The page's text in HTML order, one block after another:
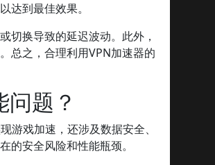
达到最佳效果。
切换导致的延迟波动。此外，
总之，合理利用VPN加速器的
题？
游戏加速，还涉及数据安全、
安全风险和性能瓶颈。